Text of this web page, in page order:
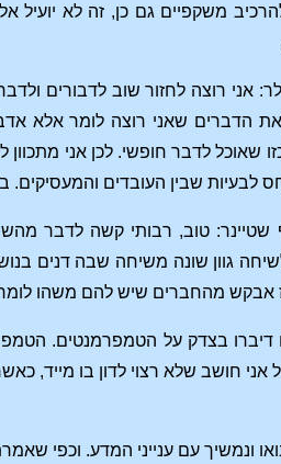
להרכיב משקפיים גם כן, זה לא
אני רוצה לחזור שוב לדבורים
הדברים שאני רוצה לומר אלא אדבר
שאוכל לדבר חופשי. לכן אני
והמעסיקים. בחוזרו ל-1914 הוא ביטא אי סיפוק מסוים. וערך השוואה: אנו גם כן, מהווים מכוורת
שטיינר: טוב, רבותי קשה לדבר
גוון שונה משיחה שבה דנים
אבקש מהחברים שיש להם משהו
דיברו בצדק על הטמפרמנטים.
אני חושב שלא רצוי לדון בו מייד,
ונמשיך עם ענייני המדע. וכפי